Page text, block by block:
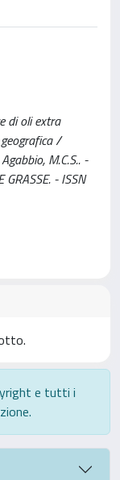
di oli extra
/
M.C.S.. -
GRASSE. - ISSN
e tutti i